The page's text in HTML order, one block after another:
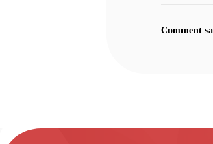
Comment